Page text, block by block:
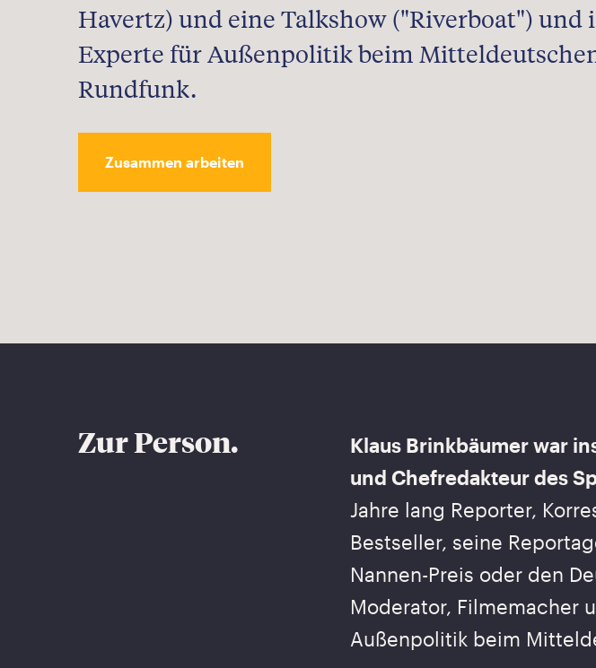
Havertz) und eine Talkshow ("Riverboat") und
Experte für Außenpolitik beim
Rundfunk.
Zusammen arbeiten
Zur Person.
Klaus Brinkbäumer war
und Chefredakteur des
Jahre lang Reporter,
Bestseller, seine
Nannen-Preis oder den
Moderator, Filmemacher
Außenpolitik beim